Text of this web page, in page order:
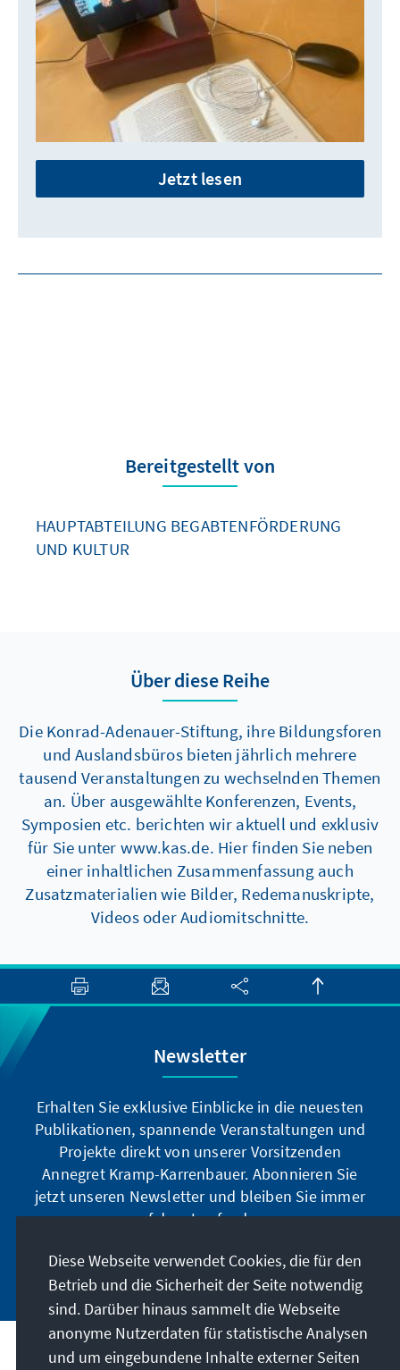
Jetzt lesen
Bereitgestellt von
HAUPTABTEILUNG BEGABTENFÖRDERUNG
UND KULTUR
Über diese Reihe
Die Konrad-Adenauer-Stiftung, ihre Bildungsforen
und Auslandsbüros bieten jährlich mehrere
tausend Veranstaltungen zu wechselnden Themen
an. Über ausgewählte Konferenzen, Events,
Symposien etc. berichten wir aktuell und exklusiv
für Sie unter www.kas.de. Hier finden Sie neben
einer inhaltlichen Zusammenfassung auch
Zusatzmaterialien wie Bilder, Redemanuskripte,
Videos oder Audiomitschnitte.
Newsletter
Erhalten Sie exklusive Einblicke in die neuesten
Publikationen, spannende Veranstaltungen und
Projekte direkt von unserer Vorsitzenden
Annegret Kramp-Karrenbauer. Abonnieren Sie
jetzt unseren Newsletter und bleiben Sie immer
auf dem Laufenden.
Jetzt abonnieren
Unser Auftrag
Diese Webseite verwendet Cookies, die für den
Betrieb und die Sicherheit der Seite notwendig
sind. Darüber hinaus sammelt die Webseite
anonyme Nutzerdaten für statistische Analysen
und um eingebundene Inhalte externer Seiten